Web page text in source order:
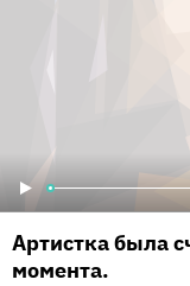
Артистка была
момента.